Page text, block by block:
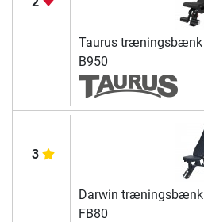
Taurus træningsbænk
B950
3
Darwin træningsbænk
FB80